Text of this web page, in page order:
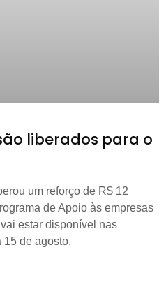
liberados para o
um reforço de R$ 12
de Apoio às empresas
estar disponível nas
de agosto.